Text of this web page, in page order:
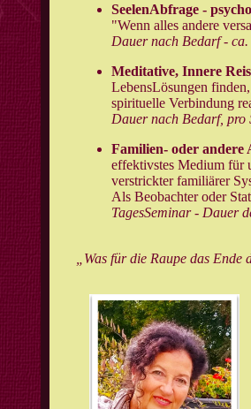
SeelenAbfrage -
"Wenn alles andere
Dauer nach Bedarf -
Meditative, Innere
LebensLösungen
spirituelle Verbindung
Dauer nach Bedarf, pro
Familien- oder andere
effektivstes Medium für
verstrickter familiärer
Als Beobachter oder
TagesSeminar - Dauer
„Was für die Raupe das